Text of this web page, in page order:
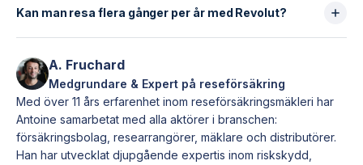
Tiden beror på skadans komplexitet och hur
komplett dokumentationen är.
Men den blir ofta otillräcklig för:
resor längre än 30–90 dagar
jordenruntresor
längre vistelser
resenärer som vill ha ett fullständigt
premiumskydd
HelloSafe oftast mer lämplig.
bagage: max 1 000 €
Dessa nivåer är okej, men lägre än hos de bästa
reseförsäkringarna som kan ge 3 000 € eller mer för
bagage.
Kan man resa flera gånger per år med Revolut?
Ja. Du kan göra hur många resor du vill, så länge
varje resa håller sig inom maxgränsen (30 eller 90
dagar beroende på plan) och ditt abonnemang är
aktivt.
A. Fruchard
Medgrundare & Expert på reseförsäkring
Med över 11 års erfarenhet inom reseförsäkringsmäkleri har
Antoine samarbetat med alla aktörer i branschen:
försäkringsbolag, researrangörer, mäklare och distributörer.
Han har utvecklat djupgående expertis inom riskskydd,